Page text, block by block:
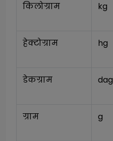
किलोग्राम kg
हेक्टोग्राम hg
डेकग्राम dag
ग्राम g